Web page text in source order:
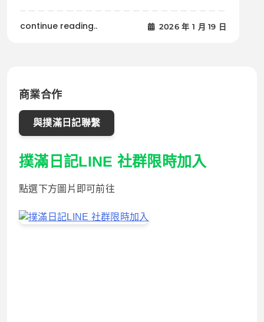
continue reading.. 2026 年 1 月 19 日
商業合作
與撲滿日記聯繫
撲滿日記LINE 社群限時加入
點選下方圖片即可前往